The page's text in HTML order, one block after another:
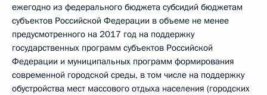
ежегодно из федерального бюджета субсидий бюджетам
субъектов Российской Федерации в объеме не менее
предусмотренного на 2017 год на поддержку
государственных программ субъектов Российской
Федерации и муниципальных программ формирования
современной городской среды, в том числе на поддержку
обустройства мест массового отдыха населения (городских